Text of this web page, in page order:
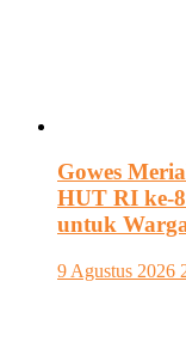
Gowes
HUT RI ke-
untuk
9 Agustus 2026